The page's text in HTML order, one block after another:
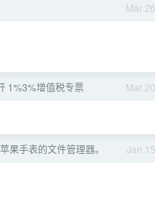
Mar 26
Mar 20
1%3%增值税专票
Jan 15
果手表的文件管理器。